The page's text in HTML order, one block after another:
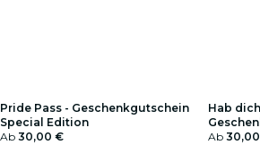
Pride Pass - Geschenkgutschein
Special Edition
Ab 30,00 €
Hab
Edition
Ab